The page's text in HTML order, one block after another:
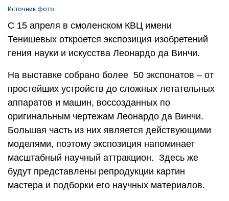
Источник фото
С 15 апреля в смоленском КВЦ имени
Тенишевых откроется экспозиция изобретений
гения науки и искусства Леонардо да Винчи.
На выставке собрано более 50 экспонатов – от
простейших устройств до сложных летательных
аппаратов и машин, воссозданных по
оригинальным чертежам Леонардо да Винчи.
Большая часть из них является действующими
моделями, поэтому экспозиция напоминает
масштабный научный аттракцион. Здесь же
будут представлены репродукции картин
мастера и подборки его научных материалов.